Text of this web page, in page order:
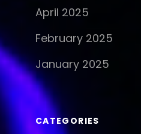
April 2025
February 2025
January 2025
CATEGORIES